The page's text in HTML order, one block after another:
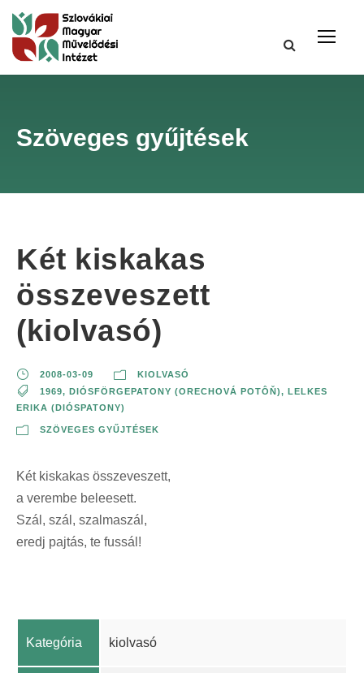
Szöveges gyűjtések
Két kiskakas
összeveszett
(kiolvasó)
2008-03-09
KIOLVASÓ
1969, DIÓSFÖRGEPATONY (ORECHOVÁ POTÔŇ), LELKES
ERIKA (DIÓSPATONY)
SZÖVEGES GYŰJTÉSEK
Két kiskakas összeveszett,
a verembe beleesett.
Szál, szál, szalmaszál,
eredj pajtás, te fussál!
Kategória kiolvasó